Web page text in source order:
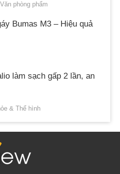
phòng phẩm
Bumas M3 – Hiệu quả
làm sạch gấp 2 lần, an
& Thể hình